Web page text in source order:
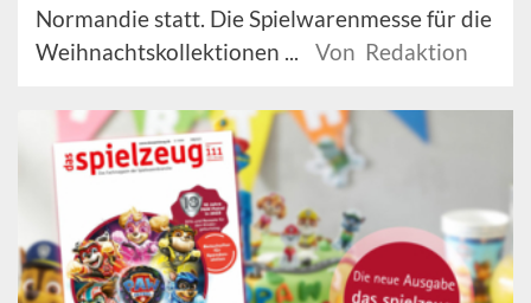
Normandie statt. Die Spielwarenmesse für die
Weihnachtskollektionen ...
Von Redaktion